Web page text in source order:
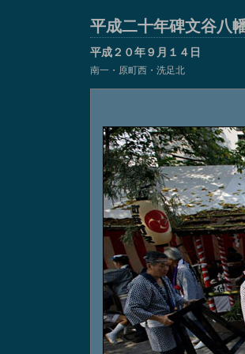
平成二十年碑文谷八
平成２０年９月１４日
南一・原町西・洗足北